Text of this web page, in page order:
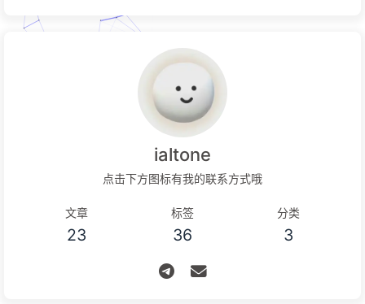
ialtone
点击下方图标有我的联系方式哦
文章
23
标签
36
分类
3